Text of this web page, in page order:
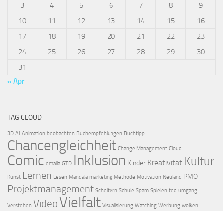
3
4 5 6 7 8
9
10
11 12 13 14 15
16
17
18 19 20 21 22
23
24
25 26 27 28 29
30
31
« Apr
TAG CLOUD
3D AI Animation beobachten Buchempfehlungen Buchtipp
Chancengleichheit Change Management Cloud
Comic emaila GTD Inklusion Kinder Kreativität Kultur
Kunst Lernen Lesen Mandala marketing Methode Motivation Neuland PMO
Projektmanagement Scheitern Schule Spam Spielen ted umgang
Verstehen Video Vielfalt Visualisierung Watching Werbung wolken